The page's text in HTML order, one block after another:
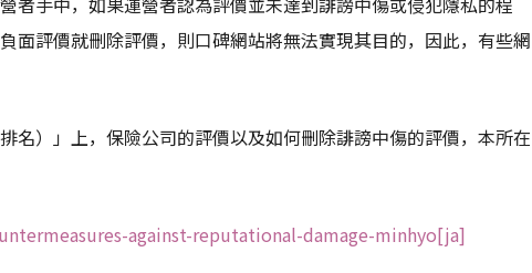
面評價就刪除評價，則口碑網站將無法實現其目的，因此，有些網
名）」上，保險公司的評價以及如何刪除誹謗中傷的評價，本所在
against-reputational-damage-minhyo[ja]